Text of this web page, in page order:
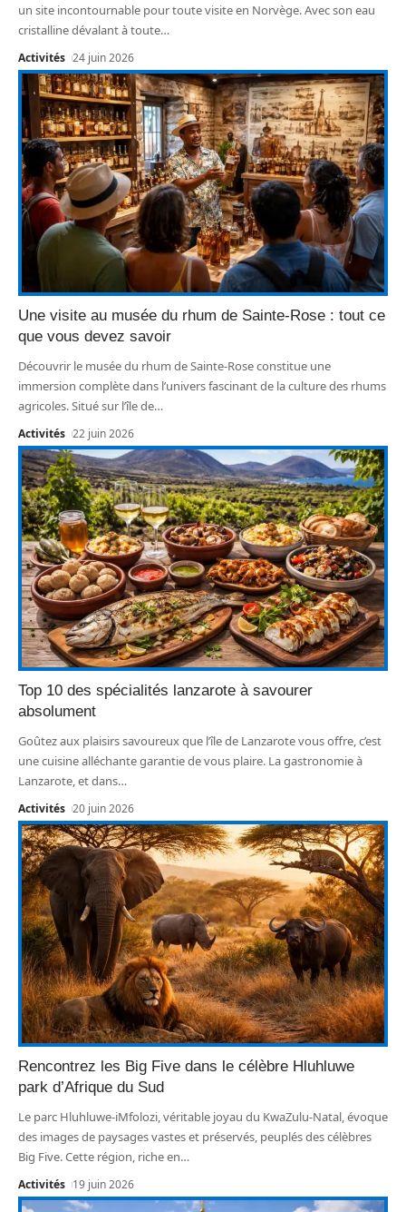
un site incontournable pour toute visite en Norvège. Avec son eau
cristalline dévalant à toute…
Activités 24 juin 2026
Une visite au musée du rhum de Sainte-Rose : tout ce
que vous devez savoir
Découvrir le musée du rhum de Sainte-Rose constitue une
immersion complète dans l’univers fascinant de la culture des rhums
agricoles. Situé sur l’île de…
Activités 22 juin 2026
Top 10 des spécialités lanzarote à savourer
absolument
Goûtez aux plaisirs savoureux que l’île de Lanzarote vous offre, c’est
une cuisine alléchante garantie de vous plaire. La gastronomie à
Lanzarote, et dans…
Activités 20 juin 2026
Rencontrez les Big Five dans le célèbre Hluhluwe
park d’Afrique du Sud
Le parc Hluhluwe-iMfolozi, véritable joyau du KwaZulu-Natal, évoque
des images de paysages vastes et préservés, peuplés des célèbres
Big Five. Cette région, riche en…
Activités 19 juin 2026